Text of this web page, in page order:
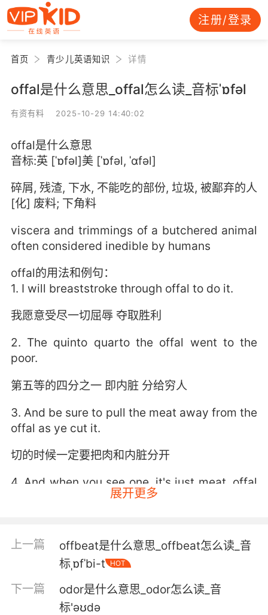
注册/登录
首页 青少儿英语知识 详情
offal是什么意思_offal怎么读_音标ˈɒfəl
有资有料 2025-10-29 14:40:02
offal是什么意思
音标:英 [ˈɒfəl]美 [ˈɒfəl, ˈɑfəl]
碎屑, 残渣, 下水, 不能吃的部份, 垃圾, 被鄙弃的人
[化] 废料; 下角料
viscera and trimmings of a butchered animal
often considered inedible by humans
offal的用法和例句：
1. I will breaststroke through offal to do it.
我愿意受尽一切屈辱 夺取胜利
2. The quinto quarto the offal went to the
poor.
第五等的四分之一 即内脏 分给穷人
3. And be sure to pull the meat away from the
offal as ye cut it.
切的时候一定要把肉和内脏分开
4. And when you see one, it's just meat, offal
like the rest of our corporeal form.
就像我们肉体的其他部分
5. Artie got hit in the back, it blew most of his
guts and intestines out his front, offal
everywhere.
展开更多
上一篇
offbeat是什么意思_offbeat怎么读_音
标ˌɒfˈbi-t
HOT
下一篇
odor是什么意思_odor怎么读_音
标'əʊdə